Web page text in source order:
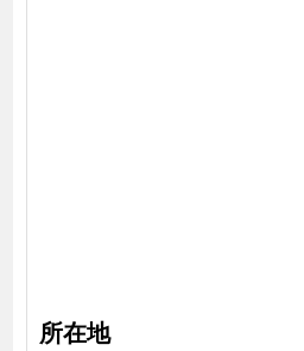
所在地